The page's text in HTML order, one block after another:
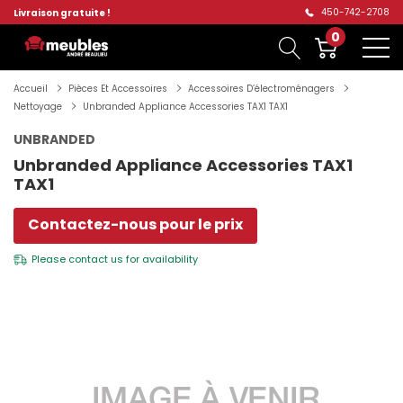
Livraison gratuite ! 450-742-2708
0
Accueil Pièces Et Accessoires
Accessoires D’électroménagers
Nettoyage
Unbranded Appliance Accessories TAX1 TAX1
UNBRANDED
Unbranded Appliance Accessories TAX1
TAX1
Contactez-nous pour le prix
Please contact us for availability